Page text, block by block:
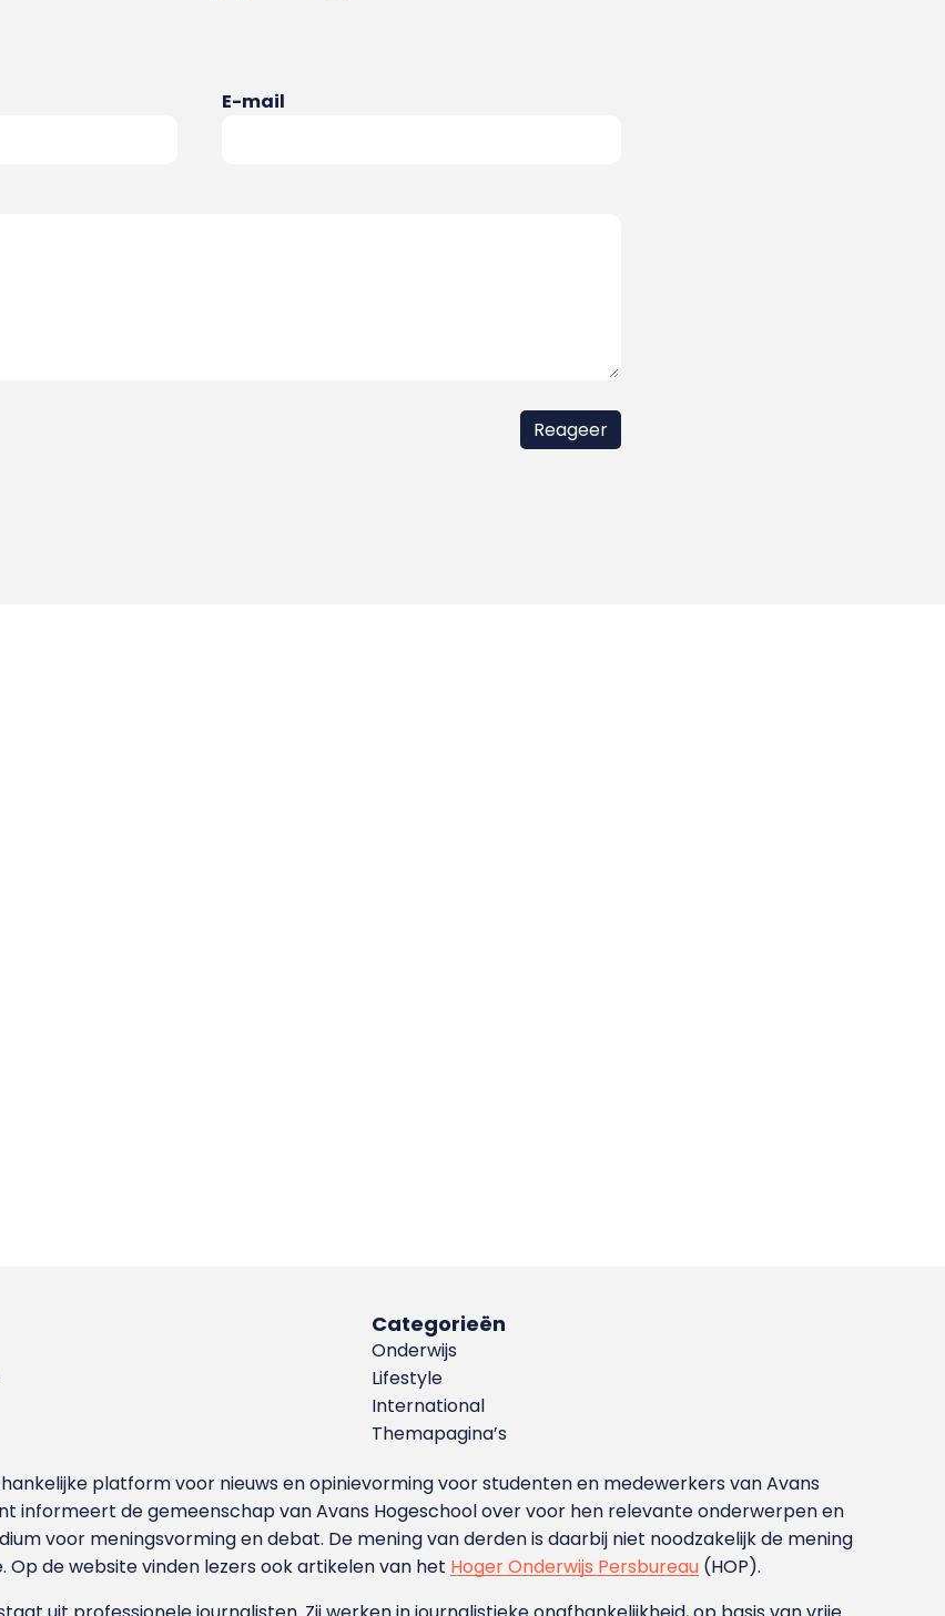
E-mail
Categorieën
Onderwijs
Lifestyle
International
Themapagina’s
platform voor nieuws en opinievorming voor studenten en medewerkers van Avans
informeert de gemeenschap van Avans Hogeschool over voor hen relevante onderwerpen en
voor meningsvorming en debat. De mening van derden is daarbij niet noodzakelijk de mening
Op de website vinden lezers ook artikelen van het Hoger Onderwijs Persbureau (HOP).